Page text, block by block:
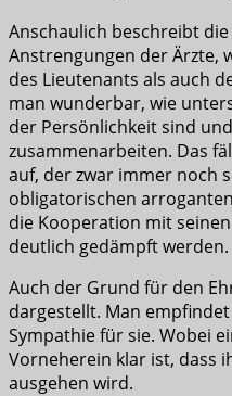
Anschaulich beschreibt
Anstrengungen der Ärzte,
des Lieutenants als auch
man wunderbar, wie
der Persönlichkeit sind
zusammenarbeiten. Das
auf, der zwar immer noch
obligatorischen
die Kooperation mit
deutlich gedämpft werden.
Auch der Grund für den
dargestellt. Man
Sympathie für sie. Wobei
Vorneherein klar ist, dass
ausgehen wird.